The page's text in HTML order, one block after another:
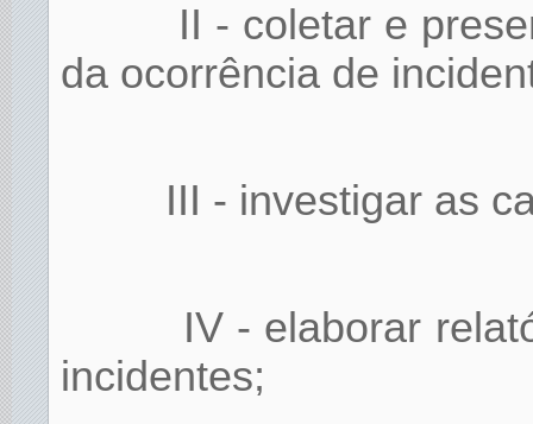
II - coletar e
da ocorrência de
III - investigar as
IV - elaborar
incidentes;